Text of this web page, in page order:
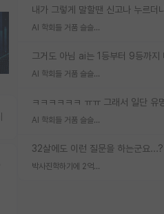
내가 그렇게 말할땐 신고나 누르더니
AI 학회들 거품 슬슬 지적이 나오네요
AI 학회들 거품 슬슬 지적이 나오네요
AI 학회들 거품 슬슬 지적이 나오네요
32살에도 이런 질문을 하는군요...?
박사진학하기에 2억은 괜찮은 (?) 정도의 경제력인가요